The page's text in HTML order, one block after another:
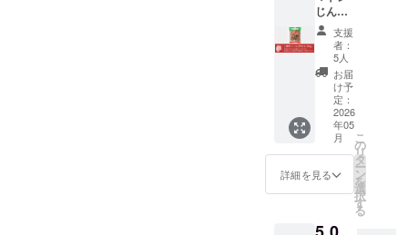
[玉ね
ぎ、
しょう
が、に
んじ
ん]、に
んに
く、ご
ま油、
一味唐
調味料
[アミノ
れ」付
き 《原
材料
名》 ●
大畠の
ホルモ
ン 北海
道産豚
腸（大
腸・小
腸・胃
袋） ●
お届け
いたし
ます。
「大畠
のホル
モン」
は特製
「焼肉
のた
れ」を
焼き上
がりに
くださ
じんぎ
すかん
500g】
おばあ
ちゃん
が創業
当時か
ら手づ
くりし
ている
自信
作、特
製たれ
だ、自
支援
者：
5人
お届
け予
定：
2026
年05
月
詳細を見る
こ
の
リ
タ
ー
ン
を
選
択
す
る